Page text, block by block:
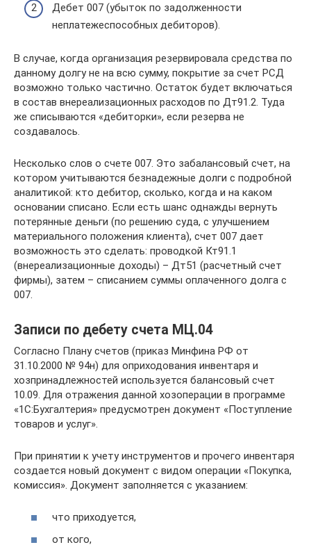
Дебет 007 (убыток по задолженности
неплатежеспособных дебиторов).
В случае, когда организация резервировала средства по
данному долгу не на всю сумму, покрытие за счет РСД
возможно только частично. Остаток будет включаться
в состав внереализационных расходов по Дт91.2. Туда
же списываются «дебиторки», если резерва не
создавалось.
Несколько слов о счете 007. Это забалансовый счет, на
котором учитываются безнадежные долги с подробной
аналитикой: кто дебитор, сколько, когда и на каком
основании списано. Если есть шанс однажды вернуть
потерянные деньги (по решению суда, с улучшением
материального положения клиента), счет 007 дает
возможность это сделать: проводкой Кт91.1
(внереализационные доходы) – Дт51 (расчетный счет
фирмы), затем – списанием суммы оплаченного долга с
007.
Записи по дебету счета МЦ.04
Согласно Плану счетов (приказ Минфина РФ от
31.10.2000 № 94н) для оприходования инвентаря и
хозпринадлежностей используется балансовый счет
10.09. Для отражения данной хозоперации в программе
«1С:Бухгалтерия» предусмотрен документ «Поступление
товаров и услуг».
При принятии к учету инструментов и прочего инвентаря
создается новый документ с видом операции «Покупка,
комиссия». Документ заполняется с указанием:
что приходуется,
от кого,